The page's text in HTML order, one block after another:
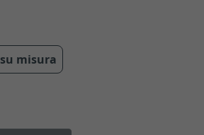
misura